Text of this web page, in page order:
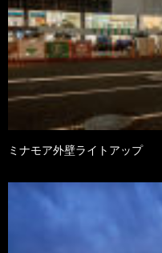
ミナモア外壁ライトアップ